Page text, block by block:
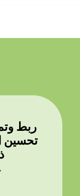
ربط
تحسين